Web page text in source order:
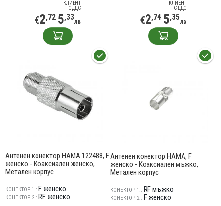
КЛИЕНТ
С ДДС
€2,72 5,33лв
КЛИЕНТ
С ДДС
€2,74 5,35лв
Антенен конектор HAMA 122488, F
женско - Коаксиален женско,
Метален корпус
КОНЕКТОР 1.: F женско
КОНЕКТОР 2.: RF женско
Антенен конектор HAMA, F
женско - Коаксиален мъжко,
Метален корпус
КОНЕКТОР 1.: RF мъжко
КОНЕКТОР 2.: F женско